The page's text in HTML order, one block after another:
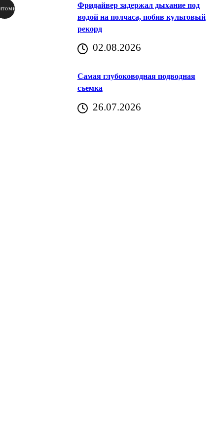
Фридайвер задержал дыхание под
водой на полчаса, побив культовый
рекорд
02.08.2026
Самая глубоководная подводная
съемка
26.07.2026